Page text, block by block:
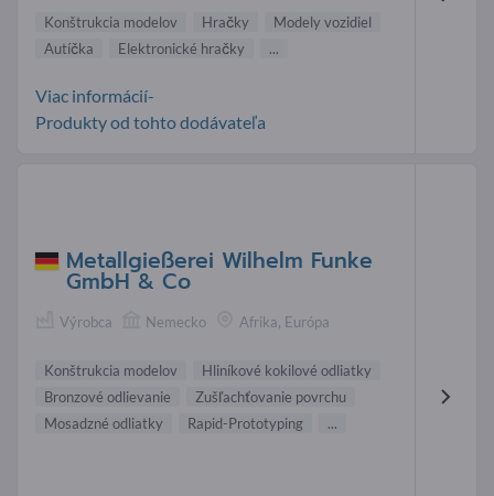
Konštrukcia modelov Hračky
Modely vozidiel
Autíčka
Elektronické hračky ...
Viac informácií-
Produkty od tohto dodávateľa
Metallgießerei Wilhelm Funke
GmbH & Co
Výrobca Nemecko Afrika, Európa
Konštrukcia modelov
Hliníkové kokilové odliatky
Bronzové odlievanie
Zušľachťovanie povrchu
Mosadzné odliatky
Rapid-Prototyping ...